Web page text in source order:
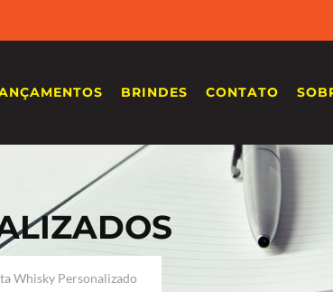
BRINDES CONTATO
Whisky Personalizado